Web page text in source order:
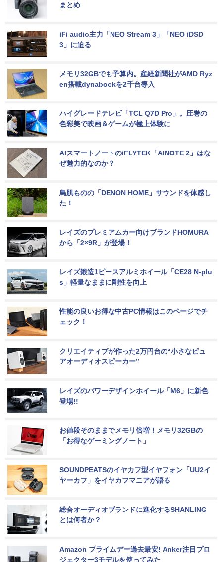
まとめ
iFi audio主力「NEO Stream 3」「NEO iDSD
3」に迫る
メモリ32GBでも予算内。産経新聞社がAMD Ryz
en搭載dynabookを2千台導入
ハイグレードテレビ「TCL Q7D Pro」。圧巻の
色彩美で映画＆ゲームが極上体験に
AIスマートノートのiFLYTEK「AINOTE 2」はな
ぜ魅力的なのか？
鳥肌ものの「DENON HOME」サウンドを体感し
た！
レイズのプレミアムカー向けブランドHOMURA
から「2×9R」が登場！
レイズ鍛造1ピースアルミホイール「CE28 N-plu
s」軽量なままに剛性を向上
性能の良いお得な中古PC情報はこのページでチ
ェック！
クリエイティブが作った2万円台の“小さなピュ
アオーディオスピーカー”
レイズのパワーデザインホイール「M6」に新色
登場!!
お値段そのままでメモリ倍増！メモリ32GBの
「お得なゲーミングノート」
SOUNDPEATSのイヤカフ型イヤフォン「UU2イ
ヤーカフ」をイヤカフマニアが語る
総合オーディオブランドに進化するSHANLING
とは何者か？
Amazon プライムデー過去最安! Anker注目プロ
ジェクター3モデルを使ってみた